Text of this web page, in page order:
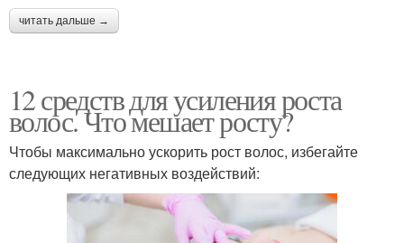
читать дальше →
12 средств для усиления роста
волос. Что мешает росту?
Чтобы максимально ускорить рост волос, избегайте
следующих негативных воздействий: